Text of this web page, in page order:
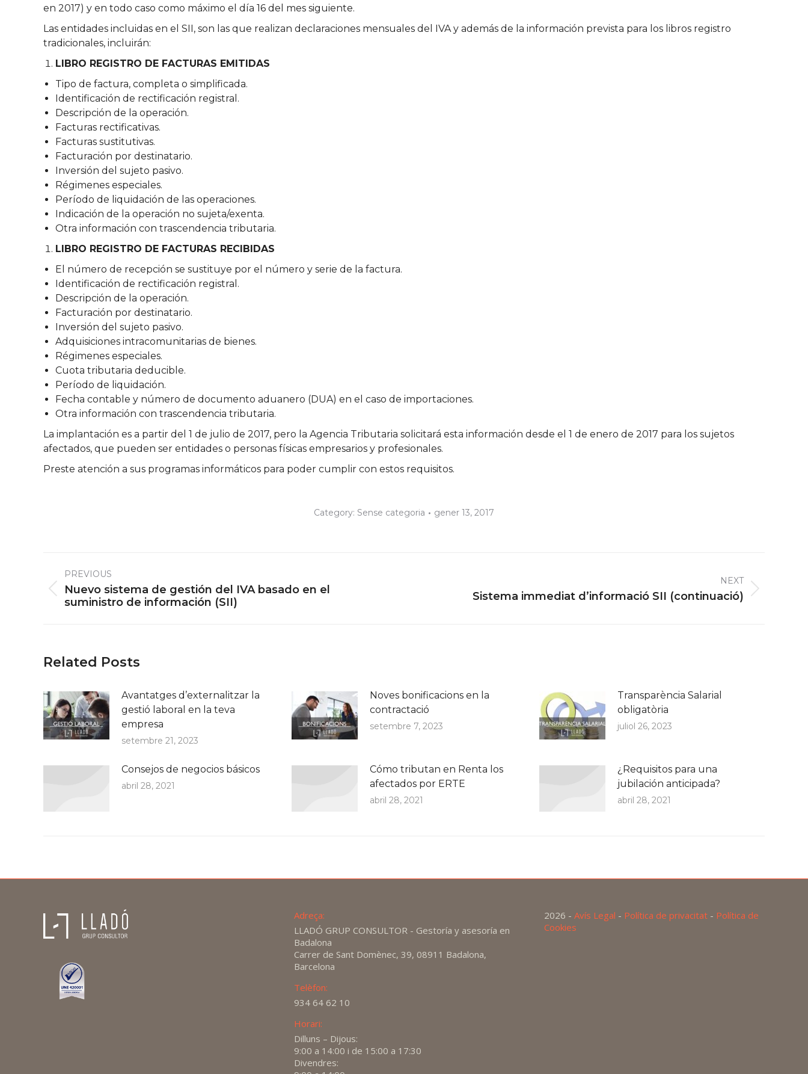
en 2017) y en todo caso como máximo el día 16 del mes siguiente.
Las entidades incluidas en el SII, son las que realizan declaraciones mensuales del IVA y además de la información prevista para los libros registro
tradicionales, incluirán:
LIBRO REGISTRO DE FACTURAS EMITIDAS
Tipo de factura, completa o simplificada.
Identificación de rectificación registral.
Descripción de la operación.
Facturas rectificativas.
Facturas sustitutivas.
Facturación por destinatario.
Inversión del sujeto pasivo.
Régimenes especiales.
Período de liquidación de las operaciones.
Indicación de la operación no sujeta/exenta.
Otra información con trascendencia tributaria.
LIBRO REGISTRO DE FACTURAS RECIBIDAS
El número de recepción se sustituye por el número y serie de la factura.
Identificación de rectificación registral.
Descripción de la operación.
Facturación por destinatario.
Inversión del sujeto pasivo.
Adquisiciones intracomunitarias de bienes.
Régimenes especiales.
Cuota tributaria deducible.
Período de liquidación.
Fecha contable y número de documento aduanero (DUA) en el caso de importaciones.
Otra información con trascendencia tributaria.
La implantación es a partir del 1 de julio de 2017, pero la Agencia Tributaria solicitará esta información desde el 1 de enero de 2017 para los sujetos
afectados, que pueden ser entidades o personas físicas empresarios y profesionales.
Preste atención a sus programas informáticos para poder cumplir con estos requisitos.
Category: Sense categoria gener 13, 2017
navigation
PREVIOUS
Previous
post:
Nuevo sistema de gestión del IVA basado en el
suministro de información (SII)
NEXT
Sistema immediat d’informació SII (continuació)
Related Posts
Avantatges d’externalitzar la
gestió laboral en la teva
empresa
setembre 21, 2023
Noves bonificacions en la
contractació
setembre 7, 2023
Transparència Salarial
obligatòria
juliol 26, 2023
Consejos de negocios básicos
abril 28, 2021
Cómo tributan en Renta los
afectados por ERTE
abril 28, 2021
¿Requisitos para una
jubilación anticipada?
abril 28, 2021
Adreça:
LLADÓ GRUP CONSULTOR - Gestoría y asesoría en
Badalona
Carrer de Sant Domènec, 39, 08911 Badalona,
Barcelona
Telèfon:
934 64 62 10
Horari:
Dilluns – Dijous:
9:00 a 14:00 i de 15:00 a 17:30
Divendres:
2026 -Avís Legal - Política de privacitat - Política de
Cookies